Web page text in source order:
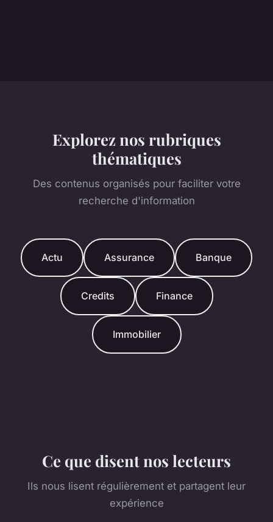
Explorez nos rubriques
thématiques
Des contenus organisés pour faciliter votre
recherche d'information
Actu Assurance Banque
Credits Finance
Immobilier
Ce que disent nos lecteurs
Ils nous lisent régulièrement et partagent leur
expérience